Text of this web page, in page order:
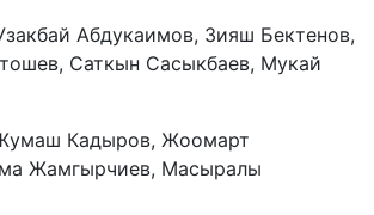
Абдукаимов, Зияш Бектенов,
Саткын Сасыкбаев, Мукай
Кадыров, Жоомарт
Жамгырчиев, Масыралы